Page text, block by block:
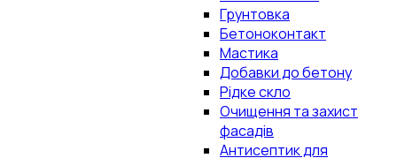
Грунтовка
Бетоноконтакт
Мастика
Добавки до бетону
Рідке скло
Очищення та захист
фасадів
Антисептик для